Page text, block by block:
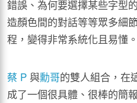
錯誤、為何要選擇某些字型
造顏色間的對話等等眾多細
程，變得非常系統化且易懂。
蔡 P 與勳哥的雙人組合，在
成了一個很具體、很棒的簡